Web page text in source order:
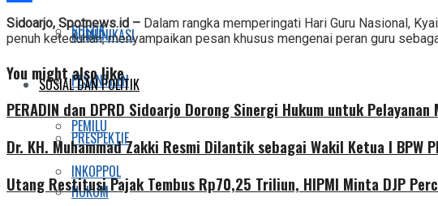
KOMUNIKASI
PESANTREN
PEMILU
INKOPPOL
SOSOK
SOSIAL DAN POLITIK
PRESPEKTIF
HUKUM
Share
Sidoarjo, Spotnews.id – Dalam rangka memperingati Hari Guru Nasional,
penuh keteduhan, menyampaikan pesan khusus mengenai peran guru
You might also like
PERADIN dan DPRD Sidoarjo Dorong Sinergi Hukum untuk
Dr. KH. Muhammad Zakki Resmi Dilantik sebagai Wakil Ketua I
Utang Restitusi Pajak Tembus Rp70,25 Triliun, HIPMI Minta DJP